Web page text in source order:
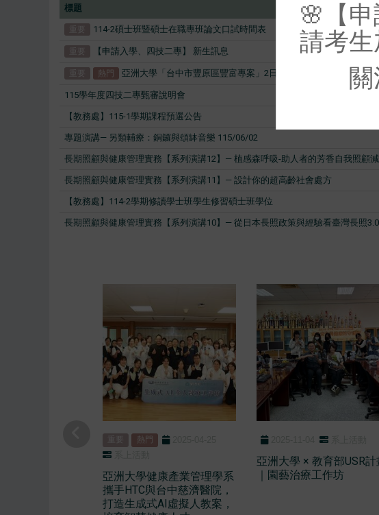
標題
114-2碩士班暨碩士在職專班論文口試時間表
【申請入學、四技二專】 新生訊息
熱門 亞洲大學「台中市豐原區豐富專案」2日完成簽約，拚2028年營運
115學年度四技二專甄審說明會​​​​
【教務處】115-1學期課程預選公告
專題演講— 另類輔療：銅鑼與頌缽音樂 115/06/02
長期照顧與健康管理實務【系列演講12】— 植感森呼吸-助人者的芳香自我照顧
長期照顧與健康管理實務【系列演講11】— 設計你的超高齡社會處方
【教務處】114-2學期修讀學士班學生修習碩士班學位
長期照顧與健康管理實務【系列演講10】— 從日本長照政策與經驗看臺灣長照
熱門
亞洲大學健康產業管理學系
攜手HTC與台中慈濟醫院，
打造生成式AI虛擬人教案，
亞洲大學 × 教育部USR計
｜園藝治療工作坊
🌸【
請考